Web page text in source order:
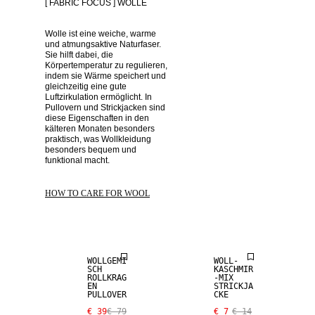
[ FABRIC FOCUS ] WOLLE
Wolle ist eine weiche, warme
und atmungsaktive Naturfaser.
Sie hilft dabei, die
Körpertemperatur zu regulieren,
indem sie Wärme speichert und
gleichzeitig eine gute
Luftzirkulation ermöglicht. In
Pullovern und Strickjacken sind
diese Eigenschaften in den
kälteren Monaten besonders
praktisch, was Wollkleidung
besonders bequem und
funktional macht.
HOW TO CARE FOR WOOL
WOLLGEMI
SCH
ROLLKRAG
EN
PULLOVER
€ 39€ 79
WOLL-
KASCHMIR
-MIX
STRICKJA
CKE
€ 7 € 14
SALE SALE